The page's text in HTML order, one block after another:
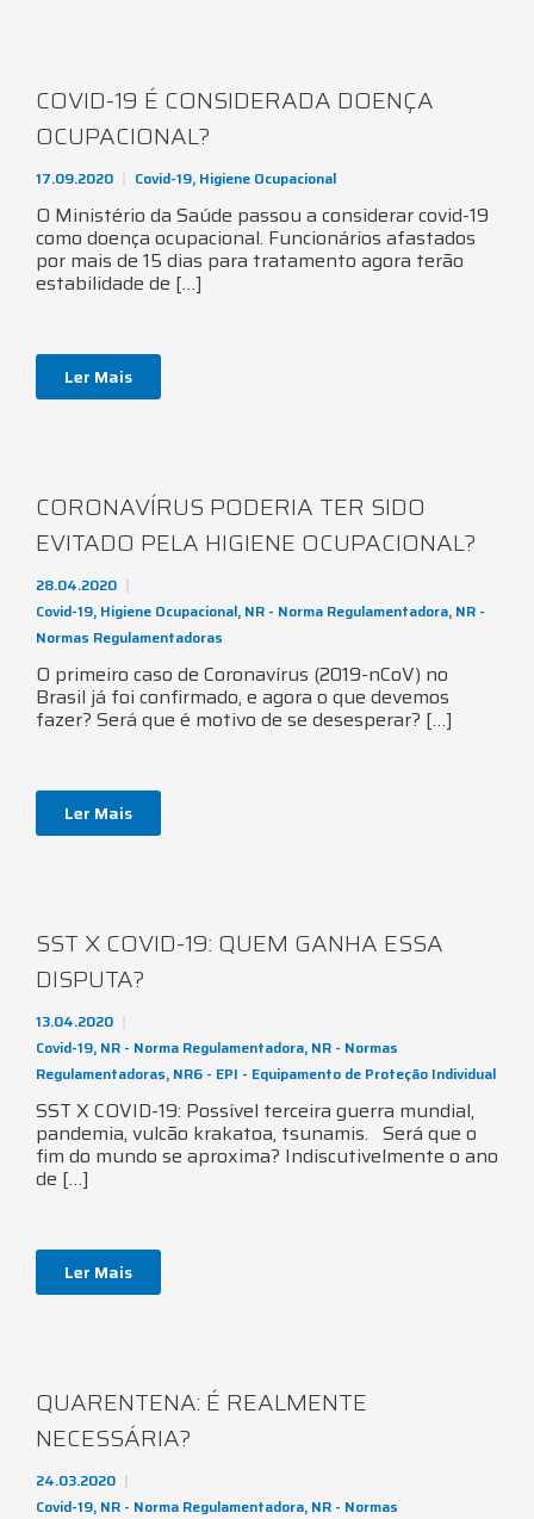
COVID-19 É CONSIDERADA DOENÇA
OCUPACIONAL?
17.09.2020 Covid-19, Higiene Ocupacional
O Ministério da Saúde passou a considerar covid-19
como doença ocupacional. Funcionários afastados
por mais de 15 dias para tratamento agora terão
estabilidade de […]
Ler Mais
CORONAVÍRUS PODERIA TER SIDO
EVITADO PELA HIGIENE OCUPACIONAL?
28.04.2020
Covid-19, Higiene Ocupacional, NR - Norma Regulamentadora, NR -
Normas Regulamentadoras
O primeiro caso de Coronavírus (2019-nCoV) no
Brasil já foi confirmado, e agora o que devemos
fazer? Será que é motivo de se desesperar? […]
Ler Mais
SST X COVID-19: QUEM GANHA ESSA
DISPUTA?
13.04.2020
Covid-19, NR - Norma Regulamentadora, NR - Normas
Regulamentadoras, NR6 - EPI - Equipamento de Proteção Individual
SST X COVID-19: Possível terceira guerra mundial,
pandemia, vulcão krakatoa, tsunamis. Será que o
fim do mundo se aproxima? Indiscutivelmente o ano
de […]
Ler Mais
QUARENTENA: É REALMENTE
NECESSÁRIA?
24.03.2020
Covid-19, NR - Norma Regulamentadora, NR - Normas